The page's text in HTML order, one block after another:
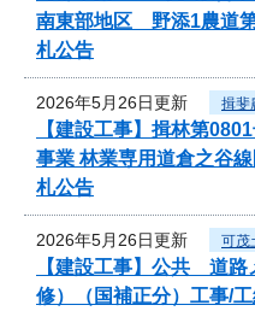
南東部地区 野添1農道
札公告
2026年5月26日更新 揖斐
【建設工事】揖林第
事業 林業専用道倉之谷
札公告
2026年5月26日更新 可茂
【建設工事】公共 道路
修）（国補正分）工事/